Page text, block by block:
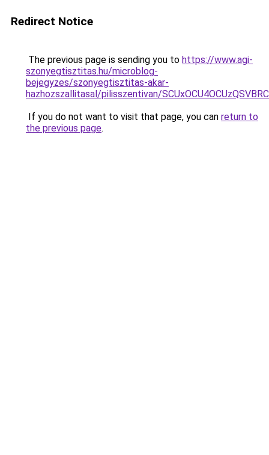
Redirect Notice
The previous page is sending you to https://www.agi-
szonyegtisztitas.hu/microblog-
bejegyzes/szonyegtisztitas-akar-
hazhozszallitasal/pilisszentivan/
If you do not want to visit that page, you can return to
the previous page.